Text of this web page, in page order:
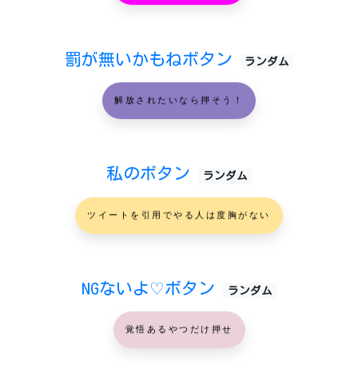
罰が無いかもねボタン ランダム
解放されたいなら押そう！
私のボタン ランダム
ツイートを引用でやる人は度胸がない
NGないよ♡ボタン ランダム
覚悟あるやつだけ押せ